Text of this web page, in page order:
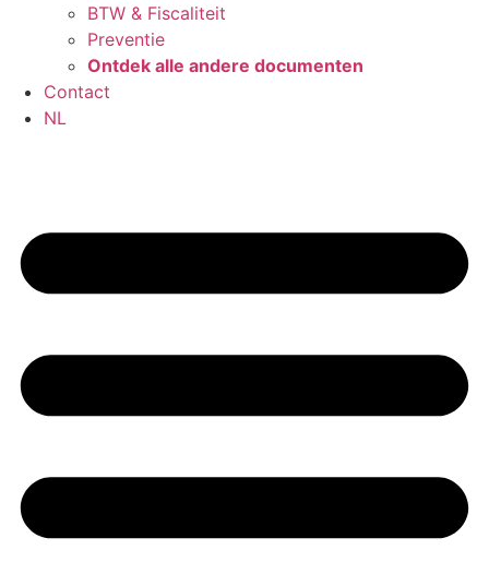
BTW & Fiscaliteit
Preventie
Ontdek alle andere documenten
Contact
NL